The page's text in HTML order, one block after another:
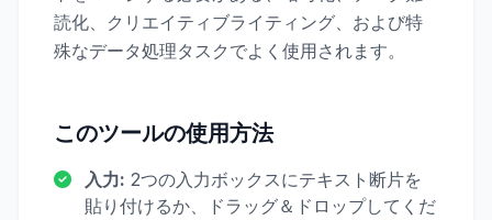
読化、クリエイティブライティング、および特
殊なデータ処理タスクでよく使用されます。
このツールの使用方法
入力: 2つの入力ボックスにテキスト断片を
貼り付けるか、ドラッグ＆ドロップしてくだ